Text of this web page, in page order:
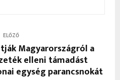
ELŐZŐ
Magyarországról a
elleni támadást
egység parancsnokát